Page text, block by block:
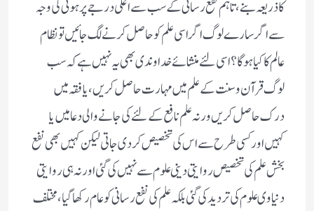
کا ذریعہ بنے ،تاہم نفع رسانی کے سب سے اعلی درجے پر ہونی کی وجہ
سے اگر سارے لوگ اگر اسی علم کو حاصل کرنے لگ جائیں تو نظام
عالم کا کیا ہوگا؟ اسی لئے منشائے خداوندی بھی یہ نہیں ہے کہ سب
لوگ قرآن و سنت کے علم میں مہارت حاصل کریں، یا فقہ میں
درک حاصل کریں ورنہ علم نافع کے لئے کی جانے والی دعا میں یا
کہیں اورکسی طرح سے اس کی تخصیص کردی جاتی لیکن کہیں بھی نفع
بخش علم کی تخصیص روایتی دینی علوم سے نہیں کی گئی اور نہ ہی روایتی
دنیاوی علوم کی تردید کی گئی بلکہ علم کی نفع رسانی کو عام رکھا گیا،مختلف